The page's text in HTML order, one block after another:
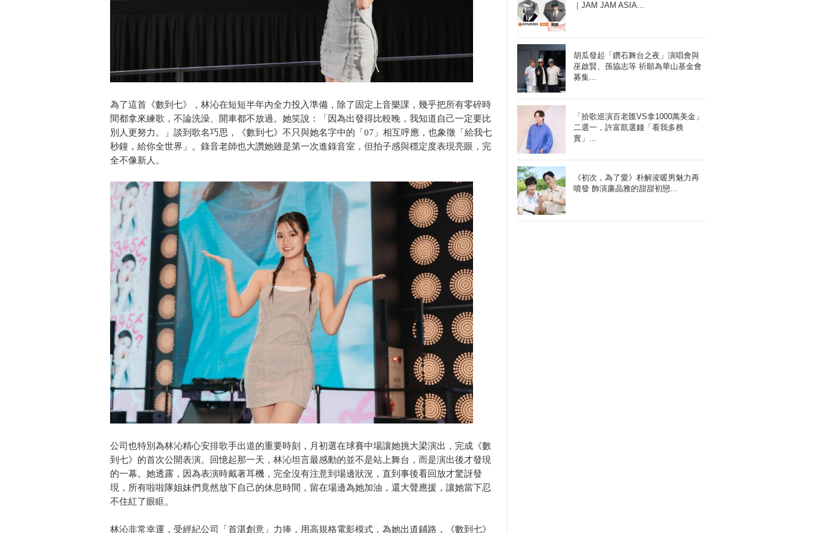
為了這首《數到七》，林沁在短短半年內全力投入準備，除了固定上音樂課，幾乎把所有零碎時
間都拿來練歌，不論洗澡、開車都不放過。她笑說：「因為出發得比較晚，我知道自己一定要比
別人更努力。」談到歌名巧思，《數到七》不只與她名字中的「07」相互呼應，也象徵「給我七
秒鐘，給你全世界」。錄音老師也大讚她雖是第一次進錄音室，但拍子感與穩定度表現亮眼，完
全不像新人。
公司也特別為林沁精心安排歌手出道的重要時刻，月初選在球賽中場讓她挑大梁演出，完成《數
到七》的首次公開表演。回憶起那一天，林沁坦言最感動的並不是站上舞台，而是演出後才發現
的一幕。她透露，因為表演時戴著耳機，完全沒有注意到場邊狀況，直到事後看回放才驚訝發
現，所有啦啦隊姐妹們竟然放下自己的休息時間，留在場邊為她加油，還大聲應援，讓她當下忍
不住紅了眼眶。
林沁非常幸運，受經紀公司「首湛創意」力捧，用高規格電影模式，為她出道鋪路，《數到七》
｜JAM JAM ASIA...
胡瓜發起「鑽石舞台之夜」演唱會與
巫啟賢、孫協志等 祈願為華山基金會
募集...
「拾歌巡演百老匯VS拿1000萬美金」
二選一，許富凱選錢「看我多務
實」...
《初次，為了愛》朴解浚暖男魅力再
噴發 飾演廉晶雅的甜甜初戀...